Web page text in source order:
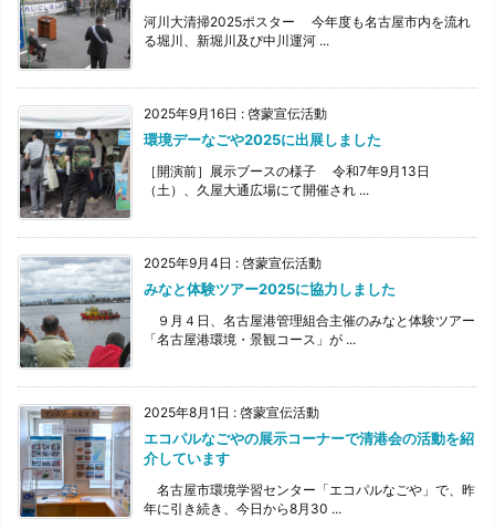
河川大清掃2025ポスター 今年度も名古屋市内を流れ
る堀川、新堀川及び中川運河 ...
2025年9月16日 : 啓蒙宣伝活動
環境デーなごや2025に出展しました
［開演前］展示ブースの様子 令和7年9月13日
（土）、久屋大通広場にて開催され ...
2025年9月4日 : 啓蒙宣伝活動
みなと体験ツアー2025に協力しました
９月４日、名古屋港管理組合主催のみなと体験ツアー
「名古屋港環境・景観コース」が ...
2025年8月1日 : 啓蒙宣伝活動
エコパルなごやの展示コーナーで清港会の活動を紹
介しています
名古屋市環境学習センター「エコパルなごや」で、昨
年に引き続き、今日から8月30 ...